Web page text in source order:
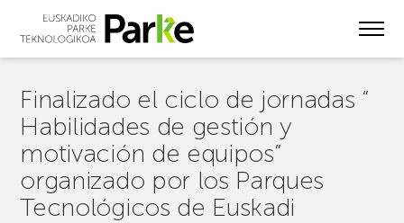
Finalizado el ciclo de jornadas “
Habilidades de gestión y
motivación de equipos”
organizado por los Parques
Tecnológicos de Euskadi